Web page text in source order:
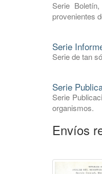
Serie
provenientes
Serie
Serie de tan
Serie
Serie
organismos.
Envíos